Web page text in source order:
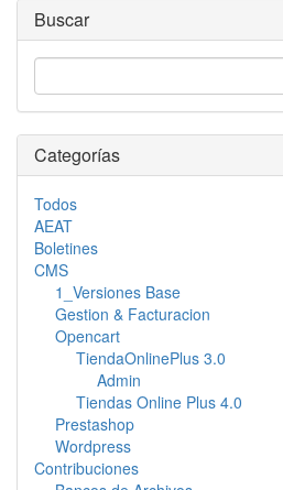
Buscar
Categorías
Todos
AEAT
Boletines
CMS
1_Versiones Base
Gestion & Facturacion
Opencart
TiendaOnlinePlus 3.0
Admin
Tiendas Online Plus 4.0
Prestashop
Wordpress
Contribuciones